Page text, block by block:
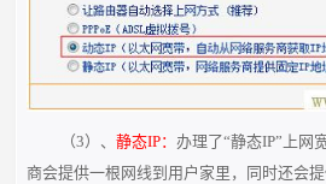
（3）、 静态IP： 办理了“静态IP”上网
商会提供一根网线到用户家里，同时还会提